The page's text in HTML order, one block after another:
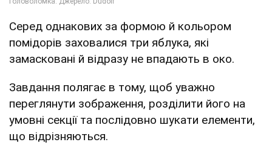
Серед однакових за формою й кольором
помідорів заховалися три яблука, які
замасковані й відразу не впадають в око.
Завдання полягає в тому, щоб уважно
переглянути зображення, розділити його на
умовні секції та послідовно шукати елементи,
що відрізняються.